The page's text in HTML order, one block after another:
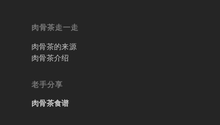
肉骨茶走一走
肉骨茶的来源
肉骨茶介绍
老手分享
肉骨茶食谱